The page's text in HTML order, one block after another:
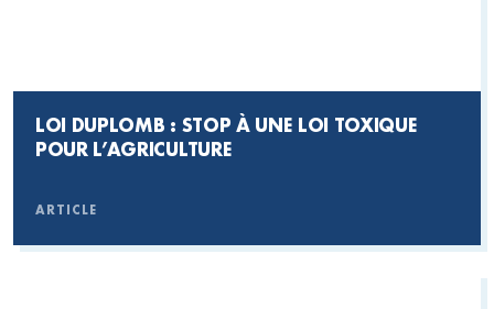
LOI DUPLOMB : STOP À UNE LOI TOXIQUE
POUR L’AGRICULTURE
ARTICLE